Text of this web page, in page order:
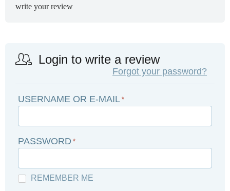
write your review
Login to write a review
Forgot your password?
USERNAME OR E-MAIL *
PASSWORD *
REMEMBER ME